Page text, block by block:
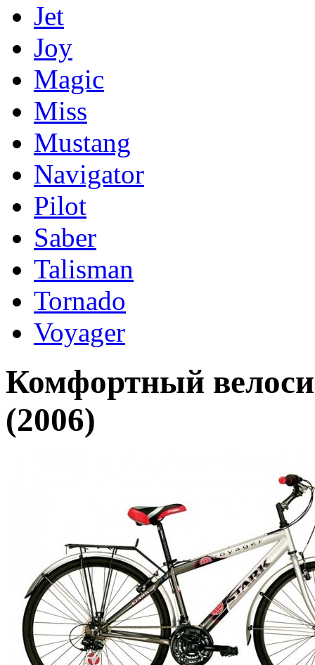
Jet
Joy
Magic
Miss
Mustang
Navigator
Pilot
Saber
Talisman
Tornado
Voyager
Комфортный
(2006)